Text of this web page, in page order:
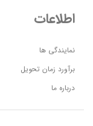
اطلاعات
نمایندگی ها
برآورد زمان تحویل
درباره ما